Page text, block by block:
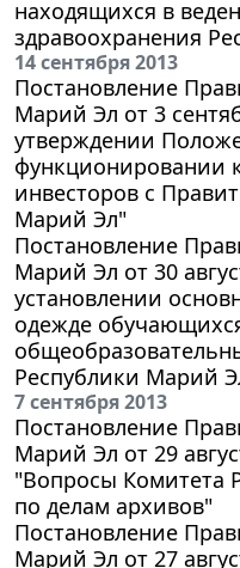
находящихся в
здравоохранения
14 сентября 2013
Постановление
Марий Эл от 3
утверждении
функционировании
инвесторов с
Марий Эл"
Постановление
Марий Эл от 30
установлении
одежде
Республики Марий
7 сентября 2013
Постановление
Марий Эл от 29
"Вопросы Комитета
по делам архивов"
Постановление
Марий Эл от 27